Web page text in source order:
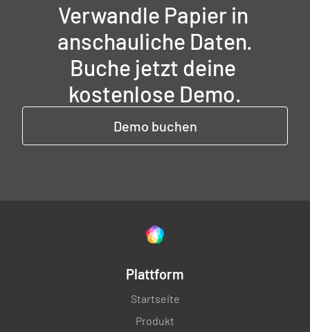
Verwandle Papier in
anschauliche Daten.
Buche jetzt deine
kostenlose Demo.
Demo buchen
Plattform
Startseite
Produkt